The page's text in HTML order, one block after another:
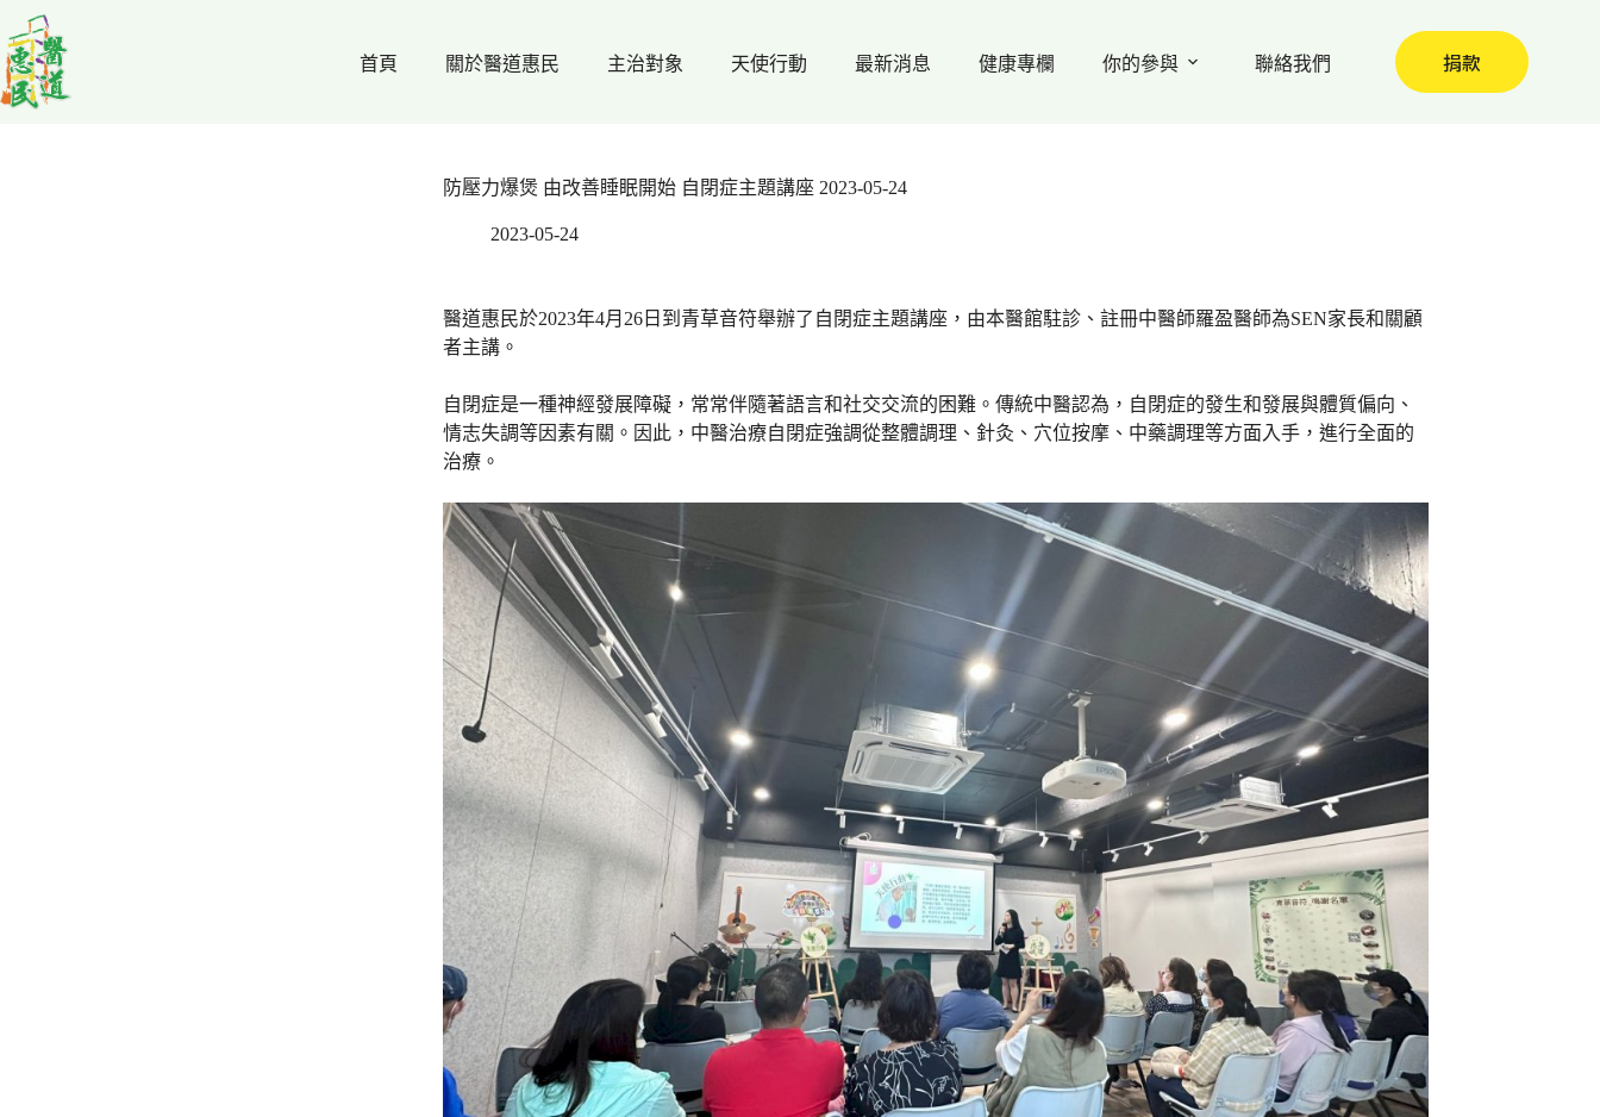
至
主
要
首頁 關於醫道惠民 主治對象 天使行動 最新消息 健康專欄 你的參與 聯絡我們 捐款
防壓力爆煲 由改善睡眠開始 自閉症主題講座 2023-05-24
2023-05-24
醫道惠民於2023年4月26日到青草音符舉辦了自閉症主題講座，由本醫館駐診、註冊中醫師羅盈醫師為SEN家長和關顧
者主講。
自閉症是一種神經發展障礙，常常伴隨著語言和社交交流的困難。傳統中醫認為，自閉症的發生和發展與體質偏向、
情志失調等因素有關。因此，中醫治療自閉症強調從整體調理、針灸、穴位按摩、中藥調理等方面入手，進行全面的
治療。